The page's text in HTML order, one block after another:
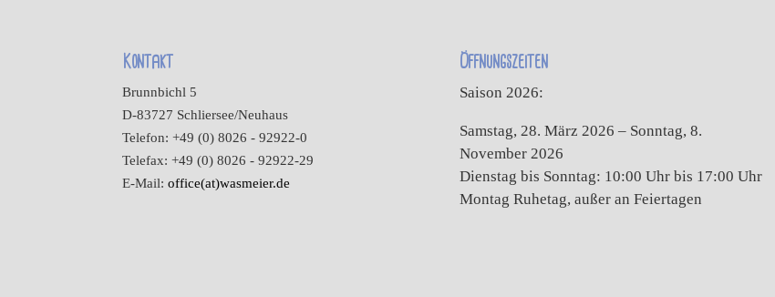
Kontakt
Brunnbichl 5
D-83727 Schliersee/Neuhaus
Telefon: +49 (0) 8026 - 92922-0
Telefax: +49 (0) 8026 - 92922-29
E-Mail:office(at)wasmeier.de
Öffnungszeiten
Saison 2026:
Samstag, 28. März 2026 – Sonntag, 8.
November 2026
Dienstag bis Sonntag: 10:00 Uhr bis 17:00 Uhr
Montag Ruhetag, außer an Feiertagen